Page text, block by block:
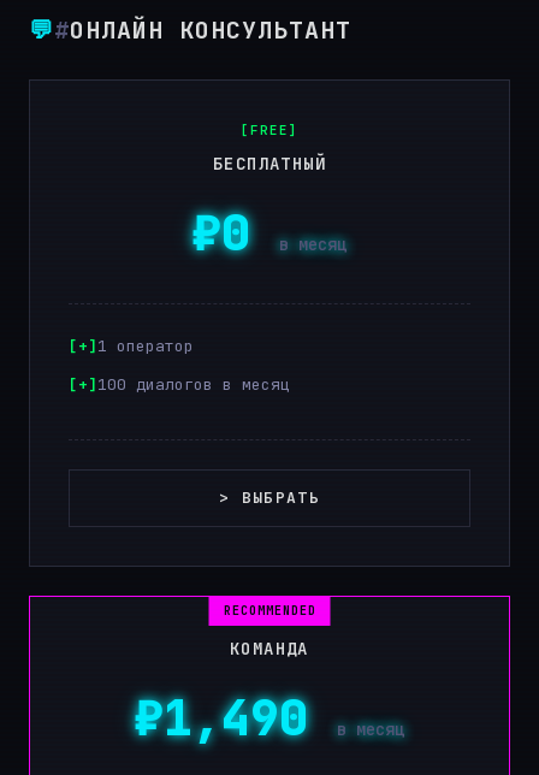
💬#ОНЛАЙН КОНСУЛЬТАНТ
[FREE]
БЕСПЛАТНЫЙ
₽0в месяц
1 оператор
100 диалогов в месяц
> ВЫБРАТЬ
КОМАНДА
₽1,490в месяц